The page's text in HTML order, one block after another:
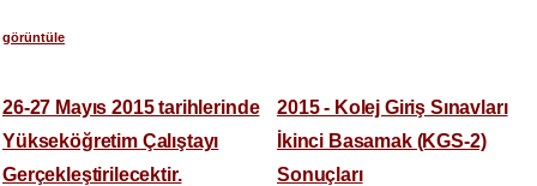
görüntüle
26-27 Mayıs 2015 tarihlerinde
Yükseköğretim Çalıştayı
Gerçekleştirilecektir.
2015 - Kolej Giriş Sınavları
İkinci Basamak (KGS-2)
Sonuçları